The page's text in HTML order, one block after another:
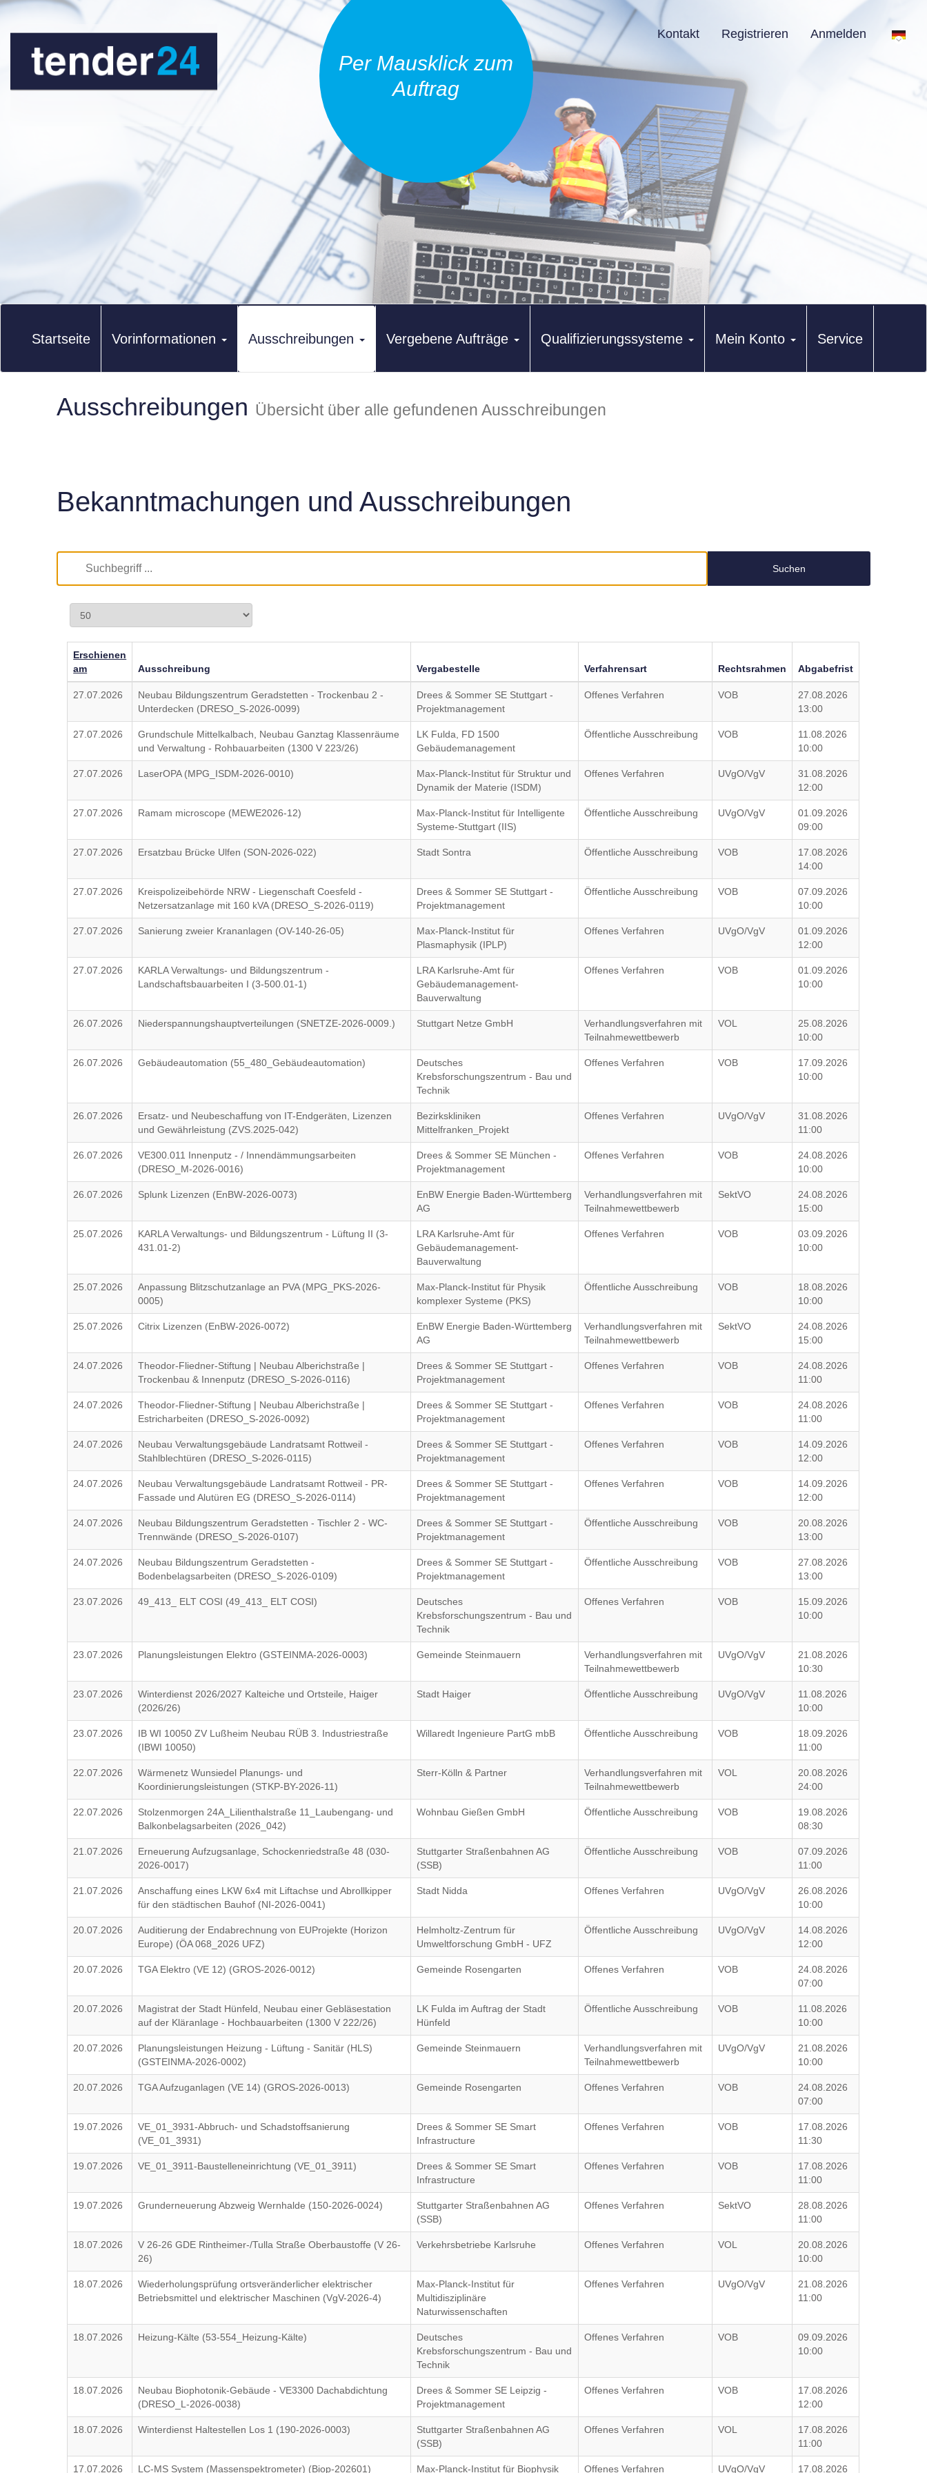
Per Mausklick zum
Auftrag
Kontakt Registrieren Anmelden
Startseite Vorinformationen Ausschreibungen Vergebene Aufträge Qualifizierungssysteme Mein Konto Service
Ausschreibungen Übersicht über alle gefundenen Ausschreibungen
Bekanntmachungen und Ausschreibungen
Suchen
Erschienen
am
Ausschreibung Vergabestelle Verfahrensart Rechtsrahmen Abgabefrist
27.07.2026
Neubau Bildungszentrum Geradstetten - Trockenbau 2 -
Unterdecken (DRESO_S-2026-0099)
Drees & Sommer SE Stuttgart -
Projektmanagement
Offenes Verfahren VOB
27.08.2026
13:00
27.07.2026
Grundschule Mittelkalbach, Neubau Ganztag Klassenräume
und Verwaltung - Rohbauarbeiten (1300 V 223/26)
LK Fulda, FD 1500
Gebäudemanagement
Öffentliche Ausschreibung VOB
11.08.2026
10:00
27.07.2026 LaserOPA (MPG_ISDM-2026-0010)
Max-Planck-Institut für Struktur und
Dynamik der Materie (ISDM)
Offenes Verfahren UVgO/VgV
31.08.2026
12:00
27.07.2026 Ramam microscope (MEWE2026-12)
Max-Planck-Institut für Intelligente
Systeme-Stuttgart (IIS)
Öffentliche Ausschreibung UVgO/VgV
01.09.2026
09:00
27.07.2026 Ersatzbau Brücke Ulfen (SON-2026-022) Stadt Sontra Öffentliche Ausschreibung VOB
17.08.2026
14:00
27.07.2026
Kreispolizeibehörde NRW - Liegenschaft Coesfeld -
Netzersatzanlage mit 160 kVA (DRESO_S-2026-0119)
Drees & Sommer SE Stuttgart -
Projektmanagement
Öffentliche Ausschreibung VOB
07.09.2026
10:00
27.07.2026 Sanierung zweier Krananlagen (OV-140-26-05)
Max-Planck-Institut für
Plasmaphysik (IPLP)
Offenes Verfahren UVgO/VgV
01.09.2026
12:00
27.07.2026
KARLA Verwaltungs- und Bildungszentrum -
Landschaftsbauarbeiten I (3-500.01-1)
LRA Karlsruhe-Amt für
Gebäudemanagement-
Bauverwaltung
Offenes Verfahren VOB
01.09.2026
10:00
26.07.2026 Niederspannungshauptverteilungen (SNETZE-2026-0009.) Stuttgart Netze GmbH
Verhandlungsverfahren mit
Teilnahmewettbewerb
VOL
25.08.2026
10:00
26.07.2026 Gebäudeautomation (55_480_Gebäudeautomation)
Deutsches
Krebsforschungszentrum - Bau und
Technik
Offenes Verfahren VOB
17.09.2026
10:00
26.07.2026
Ersatz- und Neubeschaffung von IT-Endgeräten, Lizenzen
und Gewährleistung (ZVS.2025-042)
Bezirkskliniken
Mittelfranken_Projekt
Offenes Verfahren UVgO/VgV
31.08.2026
11:00
26.07.2026
VE300.011 Innenputz - / Innendämmungsarbeiten
(DRESO_M-2026-0016)
Drees & Sommer SE München -
Projektmanagement
Offenes Verfahren VOB
24.08.2026
10:00
26.07.2026 Splunk Lizenzen (EnBW-2026-0073)
EnBW Energie Baden-Württemberg
AG
Verhandlungsverfahren mit
Teilnahmewettbewerb
SektVO
24.08.2026
15:00
25.07.2026
KARLA Verwaltungs- und Bildungszentrum - Lüftung II (3-
431.01-2)
LRA Karlsruhe-Amt für
Gebäudemanagement-
Bauverwaltung
Offenes Verfahren VOB
03.09.2026
10:00
25.07.2026
Anpassung Blitzschutzanlage an PVA (MPG_PKS-2026-
0005)
Max-Planck-Institut für Physik
komplexer Systeme (PKS)
Öffentliche Ausschreibung VOB
18.08.2026
10:00
25.07.2026 Citrix Lizenzen (EnBW-2026-0072)
EnBW Energie Baden-Württemberg
AG
Verhandlungsverfahren mit
Teilnahmewettbewerb
SektVO
24.08.2026
15:00
24.07.2026
Theodor-Fliedner-Stiftung | Neubau Alberichstraße |
Trockenbau & Innenputz (DRESO_S-2026-0116)
Drees & Sommer SE Stuttgart -
Projektmanagement
Offenes Verfahren VOB
24.08.2026
11:00
24.07.2026
Theodor-Fliedner-Stiftung | Neubau Alberichstraße |
Estricharbeiten (DRESO_S-2026-0092)
Drees & Sommer SE Stuttgart -
Projektmanagement
Offenes Verfahren VOB
24.08.2026
11:00
24.07.2026
Neubau Verwaltungsgebäude Landratsamt Rottweil -
Stahlblechtüren (DRESO_S-2026-0115)
Drees & Sommer SE Stuttgart -
Projektmanagement
Offenes Verfahren VOB
14.09.2026
12:00
24.07.2026
Neubau Verwaltungsgebäude Landratsamt Rottweil - PR-
Fassade und Alutüren EG (DRESO_S-2026-0114)
Drees & Sommer SE Stuttgart -
Projektmanagement
Offenes Verfahren VOB
14.09.2026
12:00
24.07.2026
Neubau Bildungszentrum Geradstetten - Tischler 2 - WC-
Trennwände (DRESO_S-2026-0107)
Drees & Sommer SE Stuttgart -
Projektmanagement
Öffentliche Ausschreibung VOB
20.08.2026
13:00
24.07.2026
Neubau Bildungszentrum Geradstetten -
Bodenbelagsarbeiten (DRESO_S-2026-0109)
Drees & Sommer SE Stuttgart -
Projektmanagement
Öffentliche Ausschreibung VOB
27.08.2026
13:00
23.07.2026 49_413_ ELT COSI (49_413_ ELT COSI)
Deutsches
Krebsforschungszentrum - Bau und
Technik
Offenes Verfahren VOB
15.09.2026
10:00
23.07.2026 Planungsleistungen Elektro (GSTEINMA-2026-0003) Gemeinde Steinmauern
Verhandlungsverfahren mit
Teilnahmewettbewerb
UVgO/VgV
21.08.2026
10:30
23.07.2026
Winterdienst 2026/2027 Kalteiche und Ortsteile, Haiger
(2026/26)
Stadt Haiger Öffentliche Ausschreibung UVgO/VgV
11.08.2026
10:00
23.07.2026
IB WI 10050 ZV Lußheim Neubau RÜB 3. Industriestraße
(IBWI 10050)
Willaredt Ingenieure PartG mbB Öffentliche Ausschreibung VOB
18.09.2026
11:00
22.07.2026
Wärmenetz Wunsiedel Planungs- und
Koordinierungsleistungen (STKP-BY-2026-11)
Sterr-Kölln & Partner
Verhandlungsverfahren mit
Teilnahmewettbewerb
VOL
20.08.2026
24:00
22.07.2026
Stolzenmorgen 24A_Lilienthalstraße 11_Laubengang- und
Balkonbelagsarbeiten (2026_042)
Wohnbau Gießen GmbH Öffentliche Ausschreibung VOB
19.08.2026
08:30
21.07.2026
Erneuerung Aufzugsanlage, Schockenriedstraße 48 (030-
2026-0017)
Stuttgarter Straßenbahnen AG
(SSB)
Öffentliche Ausschreibung VOB
07.09.2026
11:00
21.07.2026
Anschaffung eines LKW 6x4 mit Liftachse und Abrollkipper
für den städtischen Bauhof (NI-2026-0041)
Stadt Nidda Offenes Verfahren UVgO/VgV
26.08.2026
10:00
20.07.2026
Auditierung der Endabrechnung von EUProjekte (Horizon
Europe) (ÖA 068_2026 UFZ)
Helmholtz-Zentrum für
Umweltforschung GmbH - UFZ
Öffentliche Ausschreibung UVgO/VgV
14.08.2026
12:00
20.07.2026 TGA Elektro (VE 12) (GROS-2026-0012) Gemeinde Rosengarten Offenes Verfahren VOB
24.08.2026
07:00
20.07.2026
Magistrat der Stadt Hünfeld, Neubau einer Gebläsestation
auf der Kläranlage - Hochbauarbeiten (1300 V 222/26)
LK Fulda im Auftrag der Stadt
Hünfeld
Öffentliche Ausschreibung VOB
11.08.2026
10:00
20.07.2026
Planungsleistungen Heizung - Lüftung - Sanitär (HLS)
(GSTEINMA-2026-0002)
Gemeinde Steinmauern
Verhandlungsverfahren mit
Teilnahmewettbewerb
UVgO/VgV
21.08.2026
10:00
20.07.2026 TGA Aufzuganlagen (VE 14) (GROS-2026-0013) Gemeinde Rosengarten Offenes Verfahren VOB
24.08.2026
07:00
19.07.2026
VE_01_3931-Abbruch- und Schadstoffsanierung
(VE_01_3931)
Drees & Sommer SE Smart
Infrastructure
Offenes Verfahren VOB
17.08.2026
11:30
19.07.2026 VE_01_3911-Baustelleneinrichtung (VE_01_3911)
Drees & Sommer SE Smart
Infrastructure
Offenes Verfahren VOB
17.08.2026
11:00
19.07.2026 Grunderneuerung Abzweig Wernhalde (150-2026-0024)
Stuttgarter Straßenbahnen AG
(SSB)
Offenes Verfahren SektVO
28.08.2026
11:00
18.07.2026
V 26-26 GDE Rintheimer-/Tulla Straße Oberbaustoffe (V 26-
26)
Verkehrsbetriebe Karlsruhe Offenes Verfahren VOL
20.08.2026
10:00
18.07.2026
Wiederholungsprüfung ortsveränderlicher elektrischer
Betriebsmittel und elektrischer Maschinen (VgV-2026-4)
Max-Planck-Institut für
Multidisziplinäre
Naturwissenschaften
Offenes Verfahren UVgO/VgV
21.08.2026
11:00
18.07.2026 Heizung-Kälte (53-554_Heizung-Kälte)
Deutsches
Krebsforschungszentrum - Bau und
Technik
Offenes Verfahren VOB
09.09.2026
10:00
18.07.2026
Neubau Biophotonik-Gebäude - VE3300 Dachabdichtung
(DRESO_L-2026-0038)
Drees & Sommer SE Leipzig -
Projektmanagement
Offenes Verfahren VOB
17.08.2026
12:00
18.07.2026 Winterdienst Haltestellen Los 1 (190-2026-0003)
Stuttgarter Straßenbahnen AG
(SSB)
Offenes Verfahren VOL
17.08.2026
11:00
17.07.2026 LC-MS System (Massenspektrometer) (Biop-202601) Max-Planck-Institut für Biophysik Offenes Verfahren UVgO/VgV 17.08.2026